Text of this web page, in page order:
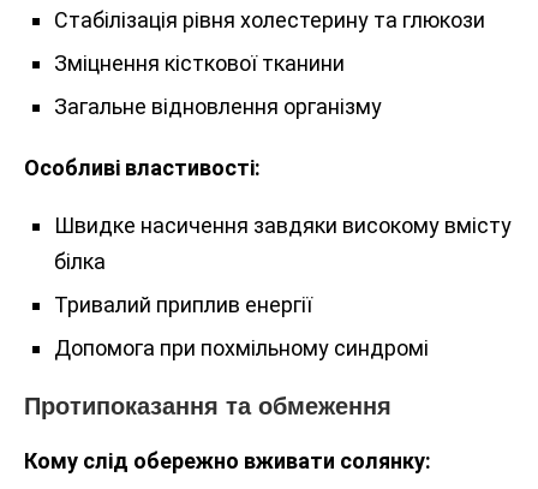
Стабілізація рівня холестерину та глюкози
Зміцнення кісткової тканини
Загальне відновлення організму
Особливі властивості:
Швидке насичення завдяки високому вмісту
білка
Тривалий приплив енергії
Допомога при похмільному синдромі
Протипоказання та обмеження
Кому слід обережно вживати солянку: